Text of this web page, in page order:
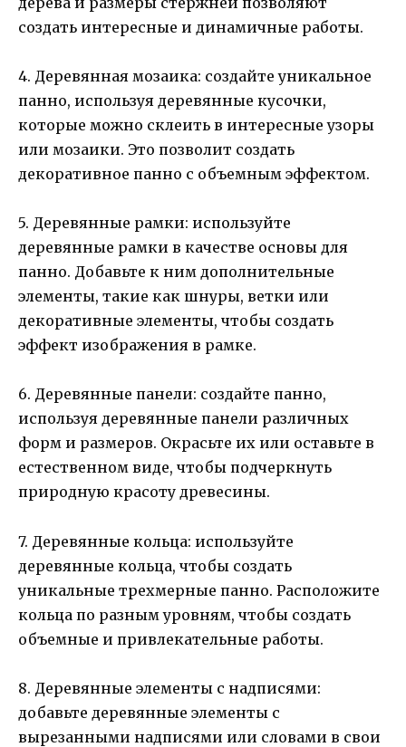
создать интересные и динамичные работы.
4. Деревянная мозаика: создайте уникальное
панно, используя деревянные кусочки,
которые можно склеить в интересные узоры
или мозаики. Это позволит создать
декоративное панно с объемным эффектом.
5. Деревянные рамки: используйте
деревянные рамки в качестве основы для
панно. Добавьте к ним дополнительные
элементы, такие как шнуры, ветки или
декоративные элементы, чтобы создать
эффект изображения в рамке.
6. Деревянные панели: создайте панно,
используя деревянные панели различных
форм и размеров. Окрасьте их или оставьте в
естественном виде, чтобы подчеркнуть
природную красоту древесины.
7. Деревянные кольца: используйте
деревянные кольца, чтобы создать
уникальные трехмерные панно. Расположите
кольца по разным уровням, чтобы создать
объемные и привлекательные работы.
8. Деревянные элементы с надписями:
добавьте деревянные элементы с
вырезанными надписями или словами в свои